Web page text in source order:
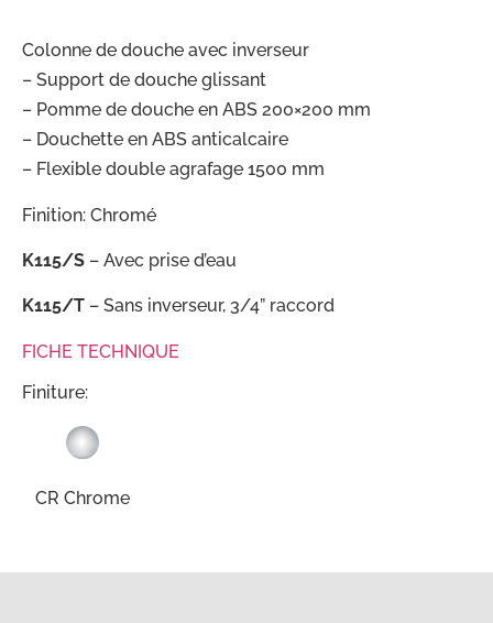
Colonne de douche avec inverseur
– Support de douche glissant
– Pomme de douche en ABS 200×200 mm
– Douchette en ABS anticalcaire
– Flexible double agrafage 1500 mm
Finition: Chromé
K115/S – Avec prise d’eau
K115/T – Sans inverseur, 3/4” raccord
FICHE TECHNIQUE
Finiture:
CR Chrome